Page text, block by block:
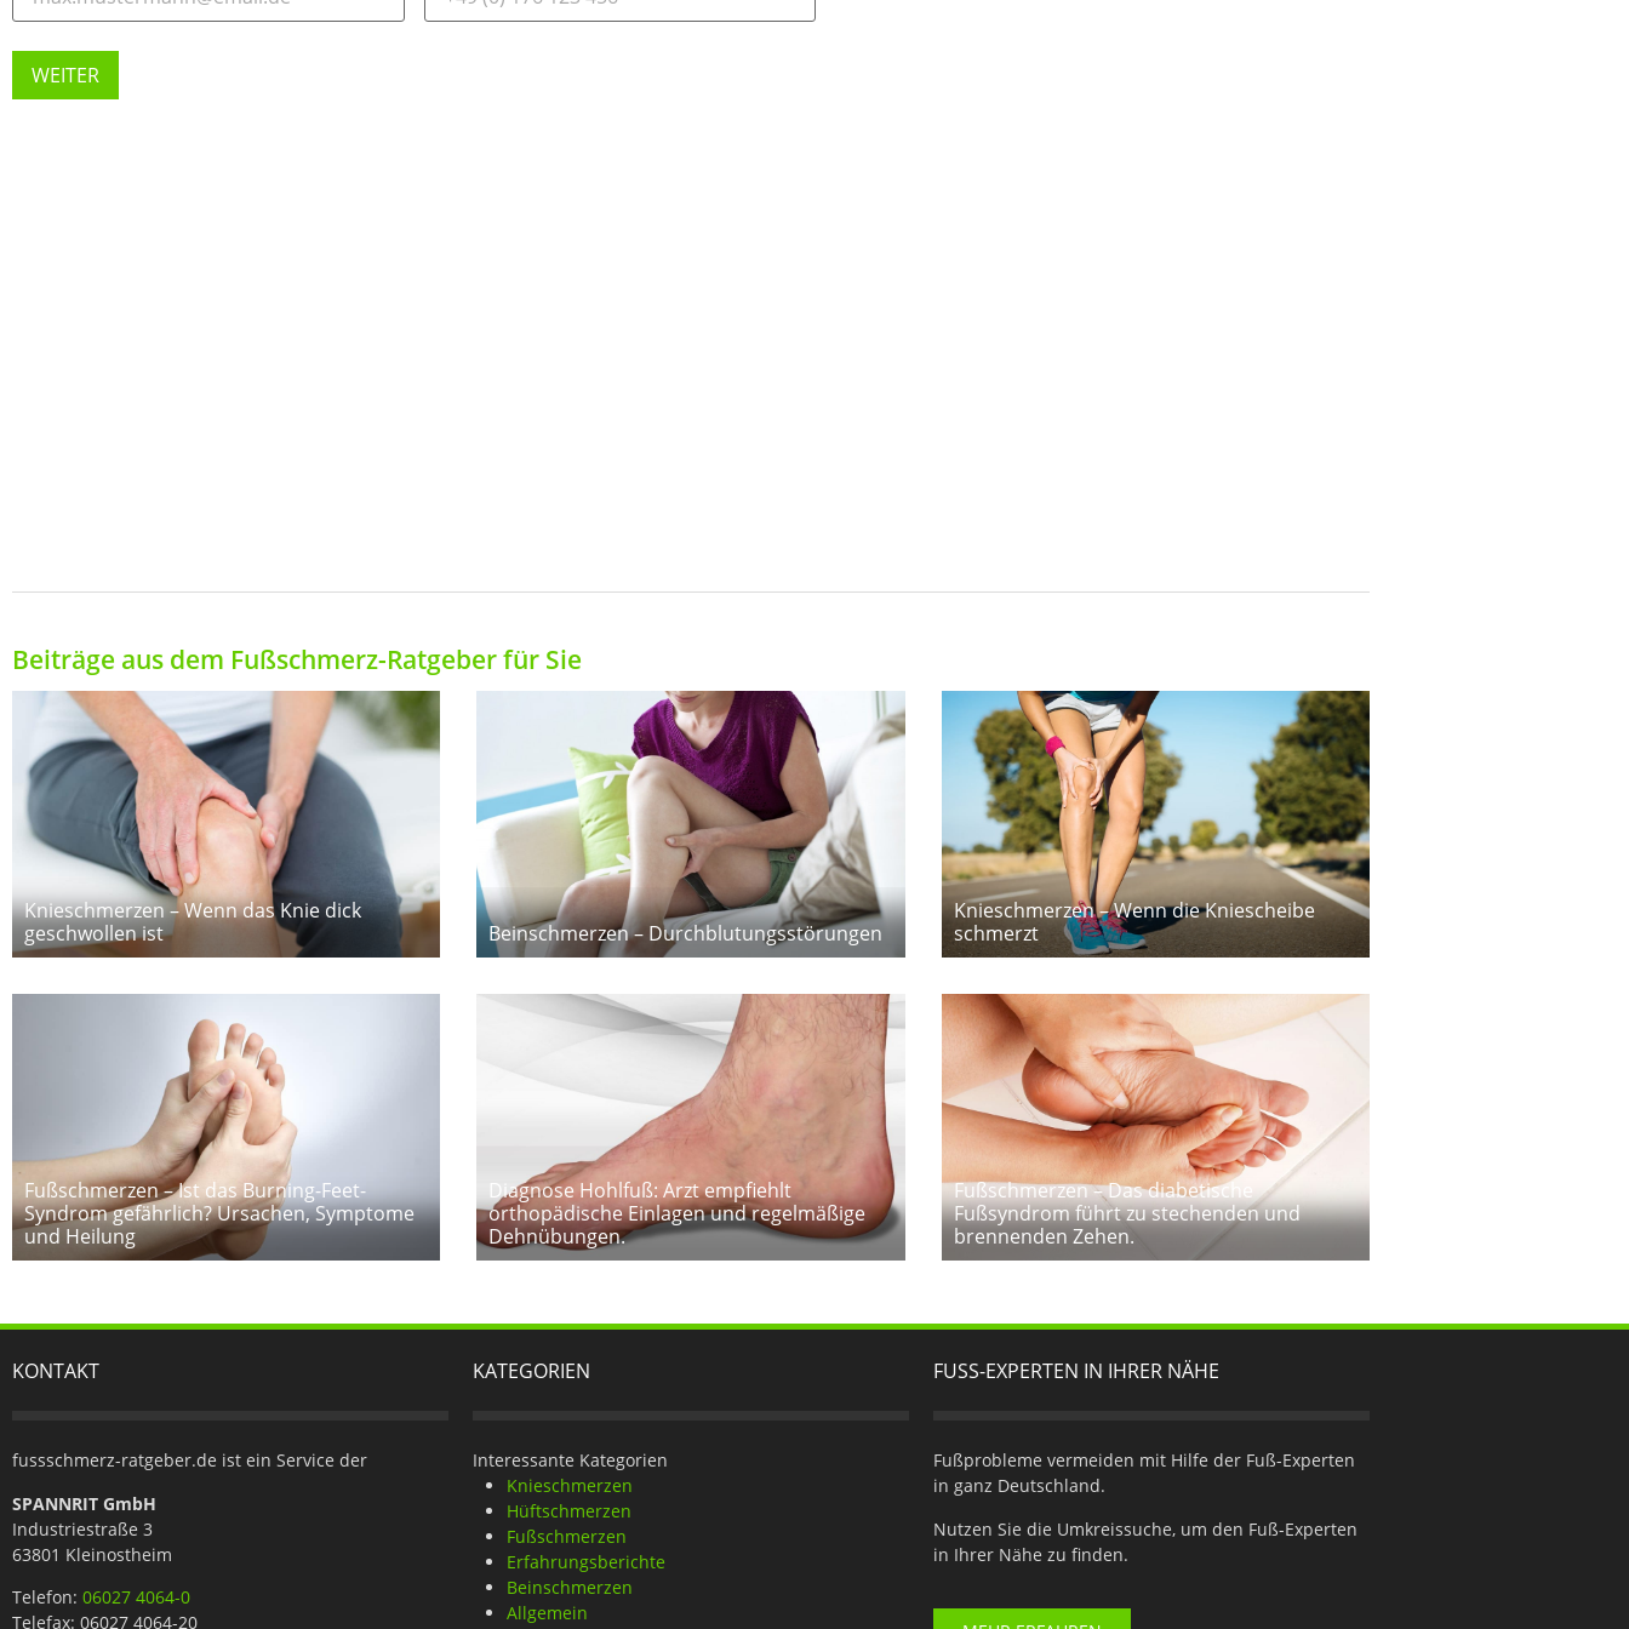
WEITER
Beiträge aus dem Fußschmerz-Ratgeber für Sie
Knieschmerzen – Wenn das Knie dick
geschwollen ist
Beinschmerzen – Durchblutungsstörungen
Knieschmerzen – Wenn die Kniescheibe
schmerzt
Fußschmerzen – Ist das Burning-Feet-
Syndrom gefährlich? Ursachen, Symptome
und Heilung
Diagnose Hohlfuß: Arzt empfiehlt
orthopädische Einlagen und regelmäßige
Dehnübungen.
Fußschmerzen – Das diabetische
Fußsyndrom führt zu stechenden und
brennenden Zehen.
KONTAKT
fussschmerz-ratgeber.de ist ein Service der
SPANNRIT GmbH
Industriestraße 3
63801 Kleinostheim
Telefon: 06027 4064-0
Telefax: 06027 4064-20
KATEGORIEN
Interessante Kategorien
Knieschmerzen
Hüftschmerzen
Fußschmerzen
Erfahrungsberichte
Beinschmerzen
Allgemein
FUSS-EXPERTEN IN IHRER NÄHE
Fußprobleme vermeiden mit Hilfe der Fuß-Experten
in ganz Deutschland.
Nutzen Sie die Umkreissuche, um den Fuß-Experten
in Ihrer Nähe zu finden.